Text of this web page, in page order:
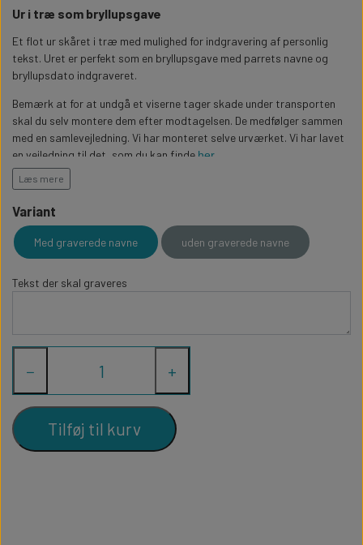
PERSONLIGE LED LAMPER
FLASKER MED LYS
PERSONLIGE COASTERS
GAVEÆSKER I TRÆ
STUDENT
WILLOW TREE OPHÆNG
HALLOWEEN
BADEVÆRELSET
TEKST OG BOGSTAVER
SKILTE
STUEN
Ur i træ som bryllupsgave
Et flot ur skåret i træ med mulighed for indgravering af personlig
tekst. Uret er perfekt som en bryllupsgave med parrets navne og
bryllupsdato indgraveret.
Bemærk at for at undgå et viserne tager skade under transporten
skal du selv montere dem efter modtagelsen. De medfølger sammen
med en samlevejledning. Vi har monteret selve urværket. Vi har lavet
en vejledning til det, som du kan finde her
Urskiven er skåret i 4 mm egetræsfiner og måler 27cm i diameter.
Læs mere
Variant
Med graverede navne uden graverede navne
Tekst der skal graveres
− +
Tilføj til kurv